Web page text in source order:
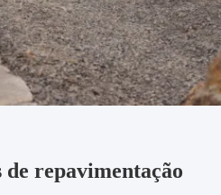
repavimentação